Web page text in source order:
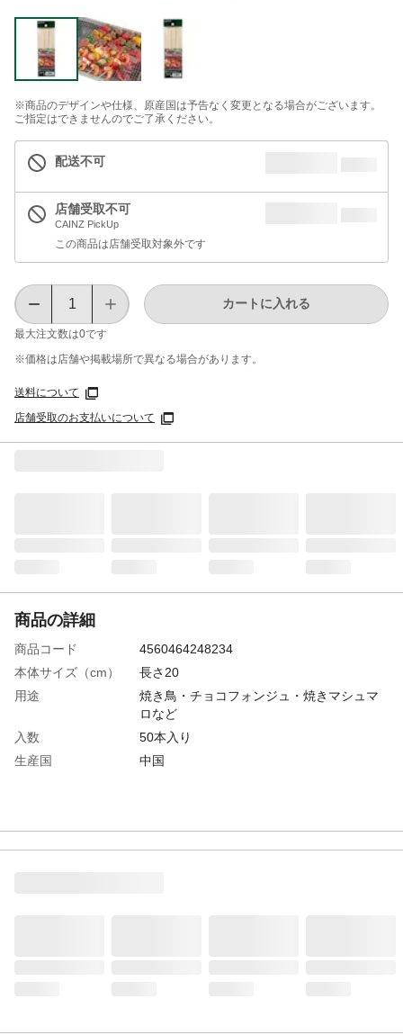
※商品のデザインや仕様、原産国は予告なく変更となる場合がございます。
ご指定はできませんのでご了承ください。
配送不可
店舗受取不可
CAINZ PickUp
この商品は店舗受取対象外です
最大注文数は0です
カートに入れる
※価格は​店舗や​掲載場所で​異なる​場合が​あります。
送料について
店舗受取のお支払いについて
商品の詳細
商品コード
4560464248234
本体サイズ（cm）
長さ20
用途
焼き鳥・チョコフォンジュ・焼きマシュマ
ロなど
入数
50本入り
生産国
中国